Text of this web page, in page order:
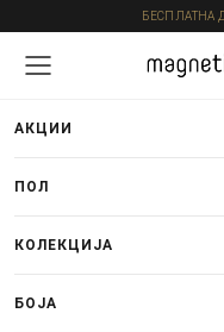
БЕСПЛАТНА
АКЦИИ
ПОЛ
КОЛЕКЦИЈА
БОЈА